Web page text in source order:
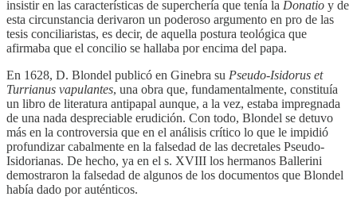
insistir en las características de superchería que tenía la Donatio y de
esta circunstancia derivaron un poderoso argumento en pro de las
tesis conciliaristas, es decir, de aquella postura teológica que
afirmaba que el concilio se hallaba por encima del papa.
En 1628, D. Blondel publicó en Ginebra su Pseudo-Isidorus et
Turrianus vapulantes, una obra que, fundamentalmente, constituía
un libro de literatura antipapal aunque, a la vez, estaba impregnada
de una nada despreciable erudición. Con todo, Blondel se detuvo
más en la controversia que en el análisis crítico lo que le impidió
profundizar cabalmente en la falsedad de las decretales Pseudo-
Isidorianas. De hecho, ya en el s. XVIII los hermanos Ballerini
demostraron la falsedad de algunos de los documentos que Blondel
había dado por auténticos.